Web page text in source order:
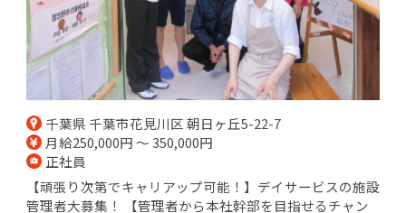
千葉県 千葉市花見川区 朝日ヶ丘5-22-7
月給250,000円 ～ 350,000円
正社員
【頑張り次第でキャリアップ可能！】デイサービスの施設
管理者大募集！ 【管理者から本社幹部を目指せるチャン